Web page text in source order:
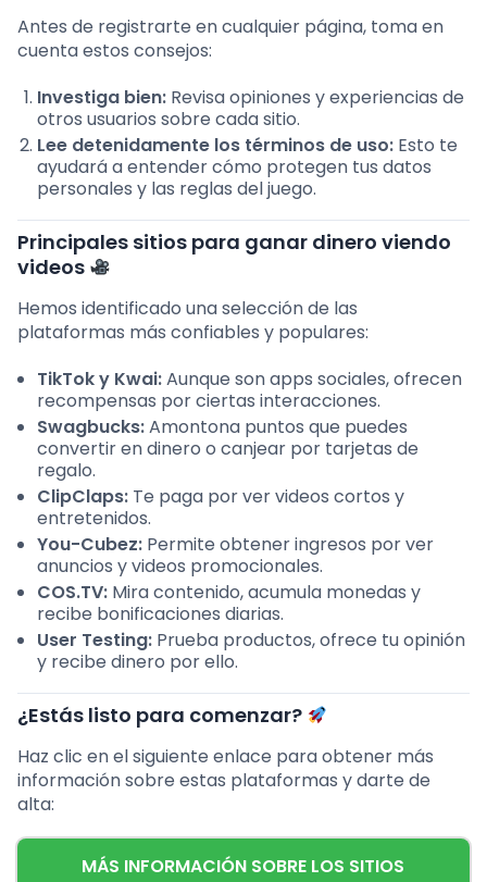
Antes de registrarte en cualquier página, toma en
cuenta estos consejos:
Investiga bien: Revisa opiniones y experiencias de
otros usuarios sobre cada sitio.
Lee detenidamente los términos de uso: Esto te
ayudará a entender cómo protegen tus datos
personales y las reglas del juego.
Principales sitios para ganar dinero viendo
videos
Hemos identificado una selección de las
plataformas más confiables y populares:
TikTok y Kwai:Aunque son apps sociales, ofrecen
recompensas por ciertas interacciones.
Swagbucks:Amontona puntos que puedes
convertir en dinero o canjear por tarjetas de
regalo.
ClipClaps: Te paga por ver videos cortos y
entretenidos.
You-Cubez: Permite obtener ingresos por ver
anuncios y videos promocionales.
COS.TV: Mira contenido, acumula monedas y
recibe bonificaciones diarias.
User Testing: Prueba productos, ofrece tu opinión
y recibe dinero por ello.
¿Estás listo para comenzar?
Haz clic en el siguiente enlace para obtener más
información sobre estas plataformas y darte de
alta:
MÁS INFORMACIÓN SOBRE LOS SITIOS